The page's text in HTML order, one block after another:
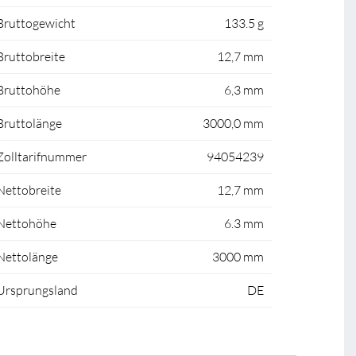
133.5 g
12,7 mm
6,3 mm
3000,0 mm
94054239
12,7 mm
6.3 mm
3000 mm
DE